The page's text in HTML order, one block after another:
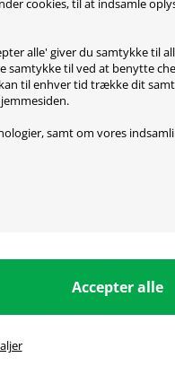
alle' giver du samtykke til
samtykke til ved at benytte
til enhver tid trække dit
samt om vores
andre tryk krævende
det bedste af det
F12 PWM